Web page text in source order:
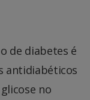
de diabetes é
antidiabéticos
no